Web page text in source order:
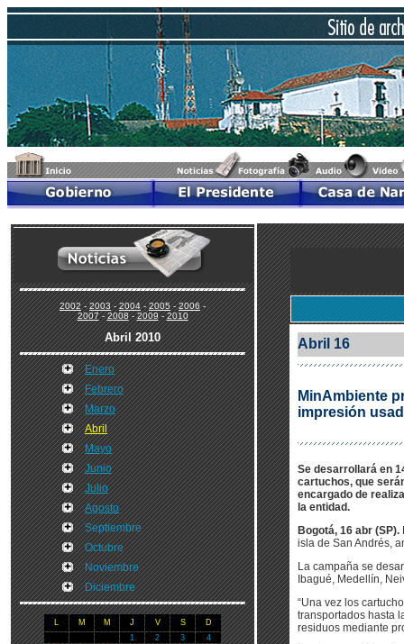
2002-2003-2004-2005-2006-
2007-2008-2009-2010
Abril 2010
Enero
Febrero
Marzo
Abril
Mayo
Junio
Julio
Agosto
Septiembre
Octubre
Noviembre
Diciembre
L M M J V S
D
1
2 3
4
Abril 16
MinAmbiente
impresión
Se desarrollará en
cartuchos, que
encargado de
la entidad.
Bogotá, 16 abr (SP).
isla de San Andrés,
La campaña se
Ibagué, Medellín,
“Una vez los
transportados hasta
residuos mediante